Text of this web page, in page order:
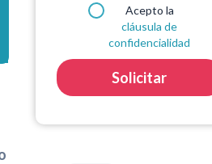
Acepto la
cláusula de
confidencialidad
Solicitar